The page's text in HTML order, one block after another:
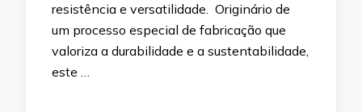
resistência e versatilidade. Originário de
um processo especial de fabricação que
valoriza a durabilidade e a sustentabilidade,
este …